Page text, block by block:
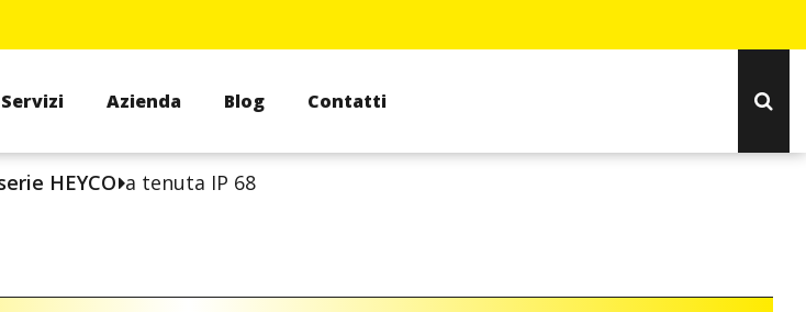
Servizi Azienda Blog Contatti
HEYCO a tenuta IP 68